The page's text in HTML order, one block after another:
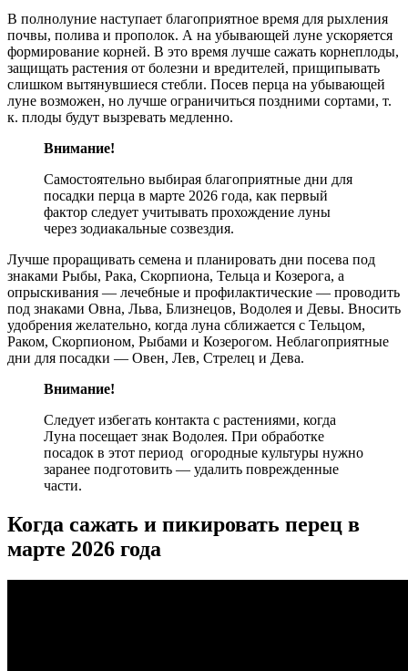
В полнолуние наступает благоприятное время для рыхления
почвы, полива и прополок. А на убывающей луне ускоряется
формирование корней. В это время лучше сажать корнеплоды,
защищать растения от болезни и вредителей, прищипывать
слишком вытянувшиеся стебли. Посев перца на убывающей
луне возможен, но лучше ограничиться поздними сортами, т.
к. плоды будут вызревать медленно.
Внимание!
Самостоятельно выбирая благоприятные дни для
посадки перца в марте 2026 года, как первый
фактор следует учитывать прохождение луны
через зодиакальные созвездия.
Лучше проращивать семена и планировать дни посева под
знаками Рыбы, Рака, Скорпиона, Тельца и Козерога, а
опрыскивания — лечебные и профилактические — проводить
под знаками Овна, Льва, Близнецов, Водолея и Девы. Вносить
удобрения желательно, когда луна сближается с Тельцом,
Раком, Скорпионом, Рыбами и Козерогом. Неблагоприятные
дни для посадки — Овен, Лев, Стрелец и Дева.
Внимание!
Следует избегать контакта с растениями, когда
Луна посещает знак Водолея. При обработке
посадок в этот период огородные культуры нужно
заранее подготовить — удалить поврежденные
части.
Когда сажать и пикировать перец в
марте 2026 года